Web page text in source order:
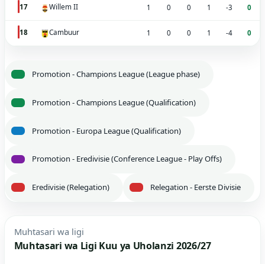
17 Willem II 1 0 0 1 -3 0
18 Cambuur 1 0 0 1 -4 0
Promotion - Champions League (League phase)
Promotion - Champions League (Qualification)
Promotion - Europa League (Qualification)
Promotion - Eredivisie (Conference League - Play Offs)
Eredivisie (Relegation) Relegation - Eerste Divisie
Muhtasari wa ligi
Muhtasari wa Ligi Kuu ya Uholanzi 2026/27